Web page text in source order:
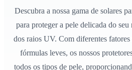
Descubra a nossa gama de solares
para proteger a pele delicada do
dos raios UV. Com diferentes
fórmulas leves, os nossos
todos os tipos de pele,